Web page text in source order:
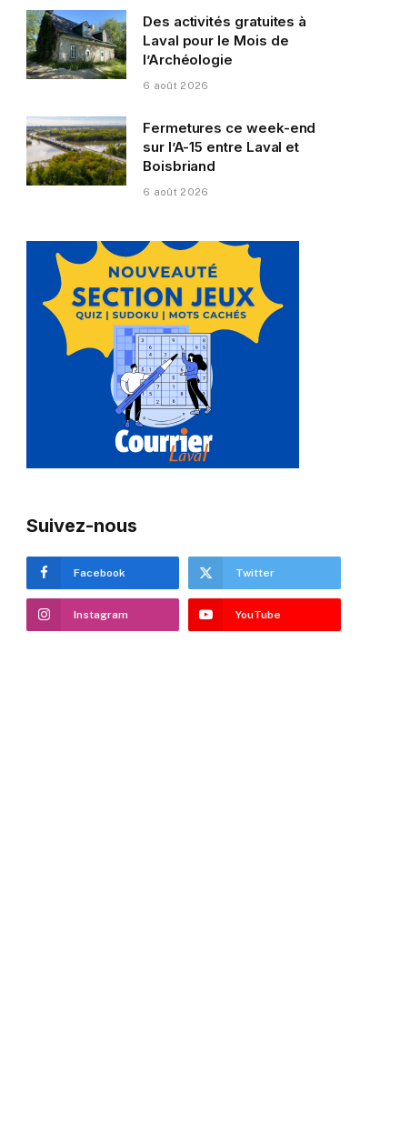
Des activités gratuites à
Laval pour le Mois de
l’Archéologie
6 août 2026
Fermetures ce week-end
sur l’A-15 entre Laval et
Boisbriand
6 août 2026
Suivez-nous
Facebook Twitter
Instagram YouTube